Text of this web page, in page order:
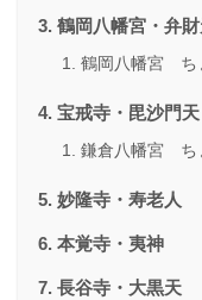
鶴岡八幡宮・弁財
鶴岡八幡宮 ち
宝戒寺・毘沙門天
鎌倉八幡宮 ち
妙隆寺・寿老人
本覚寺・夷神
長谷寺・大黒天